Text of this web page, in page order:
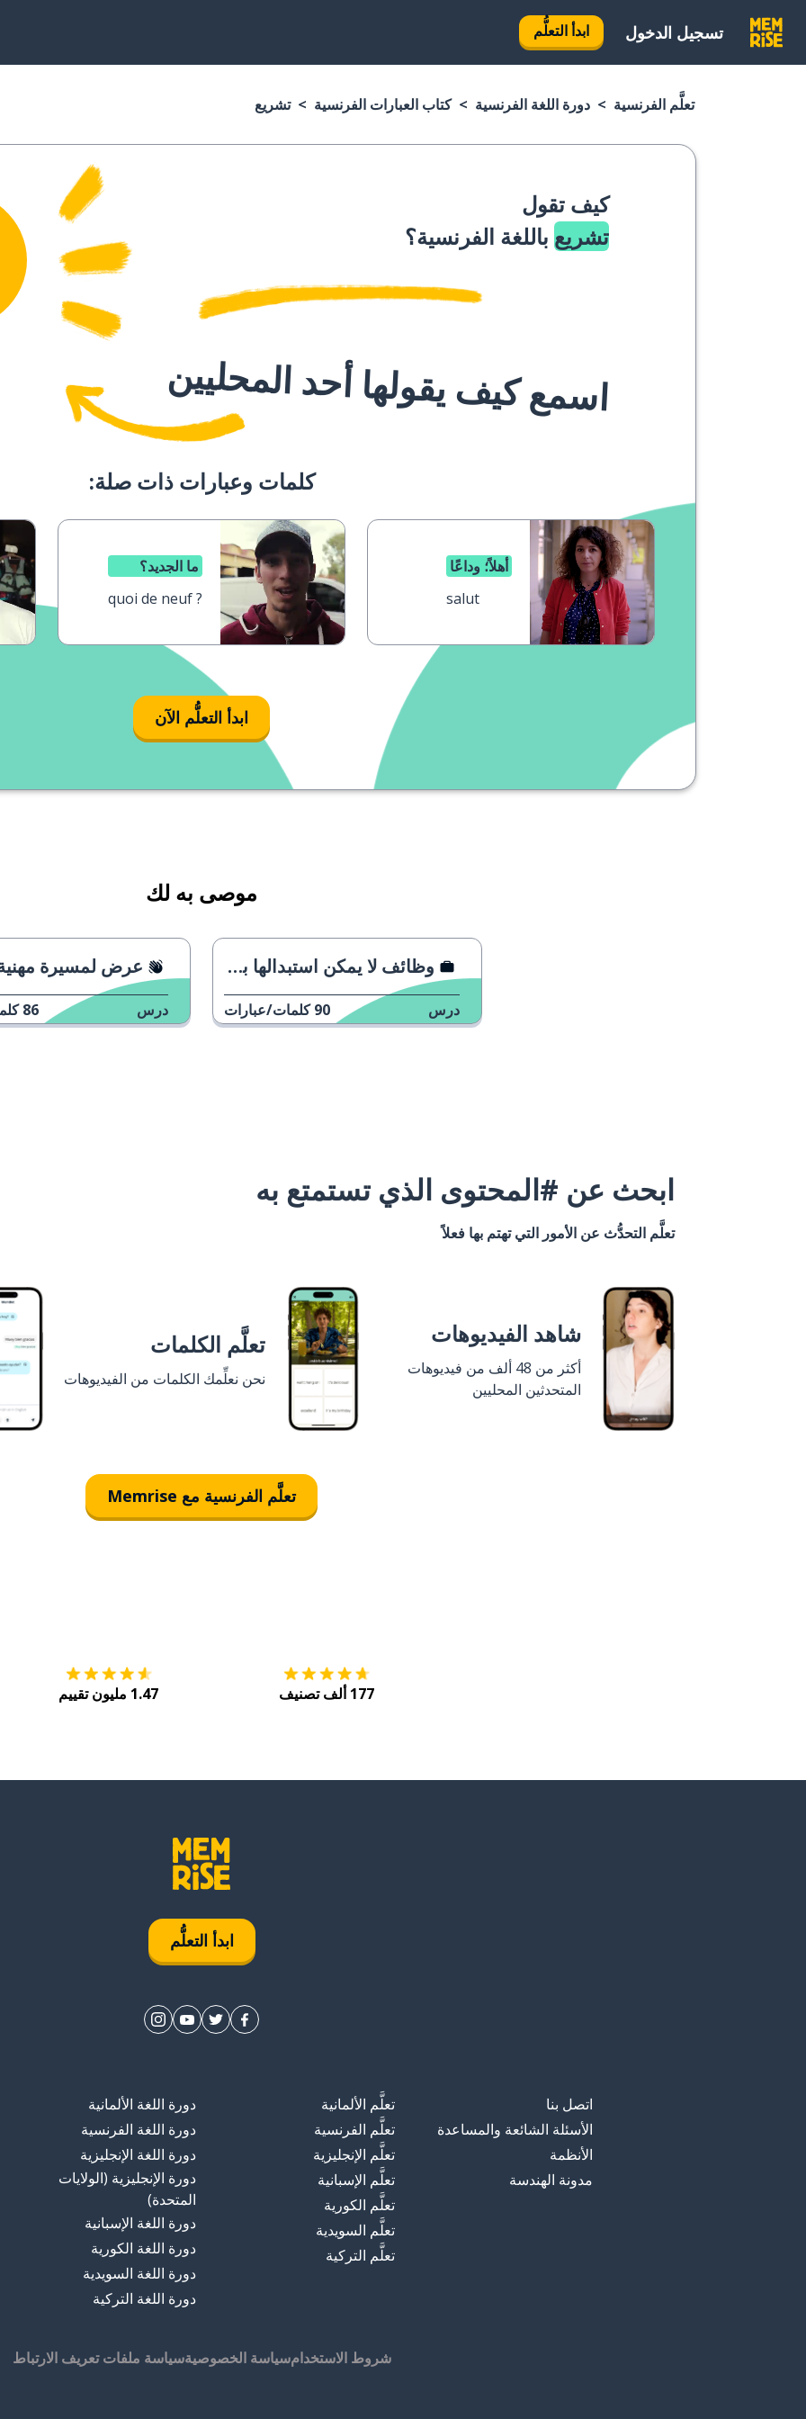
تسجيل الدخول ابدأ التعلُّم
تعلَّم الفرنسية دورة اللغة الفرنسية كتاب العبارات الفرنسية تشريع
كيف تقول
تشريع باللغة الفرنسية؟
اسمع كيف يقولها أحد المحليين
كلمات وعبارات ذات صلة:
أهلاً؛ وداعًا
salut
ما الجديد؟
quoi de neuf ?
ابدأ التعلُّم الآن
موصى به لك
وظائف لا يمكن استبدالها بواسطة الذكاء الاصطناعي
درس 90 كلمات/عبارات
عرض لمسيرة
درس 86
ابحث عن #المحتوى الذي تستمتع به
تعلَّم التحدُّث عن الأمور التي تهتم بها فعلاً
شاهد الفيديوهات
أكثر من 48 ألف من فيديوهات
المتحدثين المحليين
تعلَّم الكلمات
نحن نعلِّمك الكلمات من الفيديوهات
تعلَّم الفرنسية مع Memrise
177 ألف تصنيف 1.47 مليون تقييم
ابدأ التعلُّم
اتصل بنا
الأسئلة الشائعة والمساعدة
الأنظمة
مدونة الهندسة
تعلَّم الألمانية
تعلَّم الفرنسية
تعلَّم الإنجليزية
تعلَّم الإسبانية
تعلَّم الكورية
تعلَّم السويدية
تعلَّم التركية
دورة اللغة الألمانية
دورة اللغة الفرنسية
دورة اللغة الإنجليزية
دورة الإنجليزية (الولايات
المتحدة)
دورة اللغة الإسبانية
دورة اللغة الكورية
دورة اللغة السويدية
دورة اللغة التركية
شروط الاستخدامسياسة الخصوصيةسياسة ملفات تعريف الارتباط